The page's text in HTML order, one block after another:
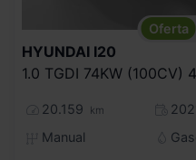
HYUNDAI I20
1.0 TGDI 74KW (100CV)
20.159 km
Manual